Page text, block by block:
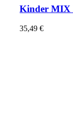
Kinder MIX
35,49€